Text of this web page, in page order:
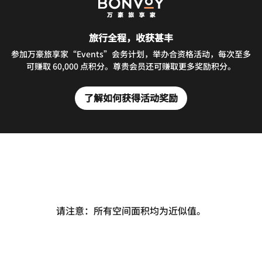
旅行全程，收获甚丰
参加万豪旅享家“Events”会务计划，举办合资格活动，每次至多
可赚取 60,000 点积分。尊贵会员还可赚取更多奖励积分。
了解如何获得活动奖励
请注意：所有空间面积均为近似值。